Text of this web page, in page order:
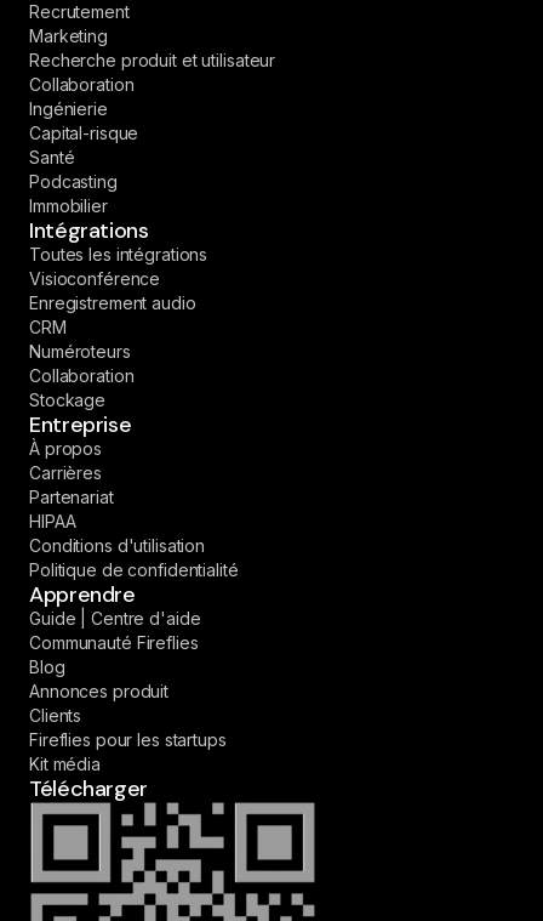
Recrutement
Marketing
Recherche produit et utilisateur
Collaboration
Ingénierie
Capital-risque
Santé
Podcasting
Immobilier
Intégrations
Toutes les intégrations
Visioconférence
Enregistrement audio
CRM
Numéroteurs
Collaboration
Stockage
Entreprise
À propos
Carrières
Partenariat
HIPAA
Conditions d'utilisation
Politique de confidentialité
Apprendre
Guide | Centre d'aide
Communauté Fireflies
Blog
Annonces produit
Clients
Fireflies pour les startups
Kit média
Télécharger